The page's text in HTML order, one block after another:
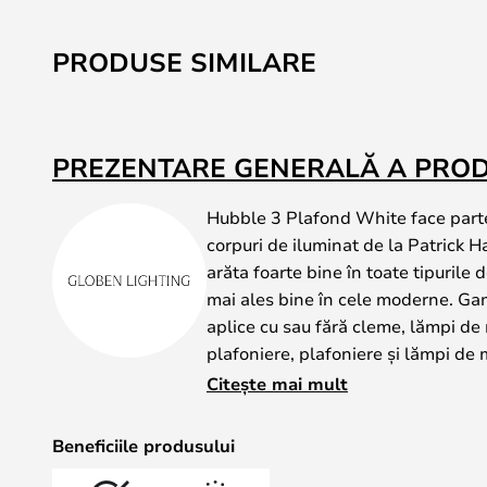
PRODUSE SIMILARE
PREZENTARE GENERALĂ A
Hubble 3 Plafond White face
corpuri de iluminat de la Patrick
arăta foarte bine în toate tipurile
mai ales bine în cele moderne.
aplice cu sau fără cleme, lămpi
plafoniere, plafoniere și lămpi de
disponibile într-o varietate de
potrivește perfect nevoilor și
Citește mai mult
Beneficiile produsului